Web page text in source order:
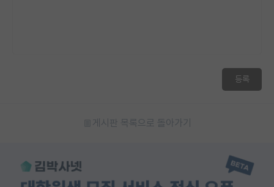
등록
게시판 목록으로 돌아가기